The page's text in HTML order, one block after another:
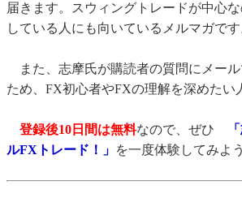
届きます。スウィングトレードが中心
している人にも向いているメルマガです
また、志摩氏が購読者の質問にメー
ため、FX初心者やFXの理解を深めたい
登録後10日間は無料なので、ぜひ
ルFXトレード！」 を一度体験してみよ